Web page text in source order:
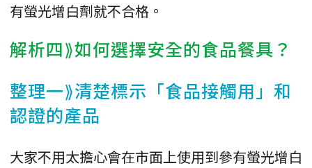
有螢光增白劑就不合格。
解析四⟫如何選擇安全的食品餐具？
整理一⟫清楚標示「食品接觸用」和
認證的產品
大家不用太擔心會在市面上使用到參有螢光增白